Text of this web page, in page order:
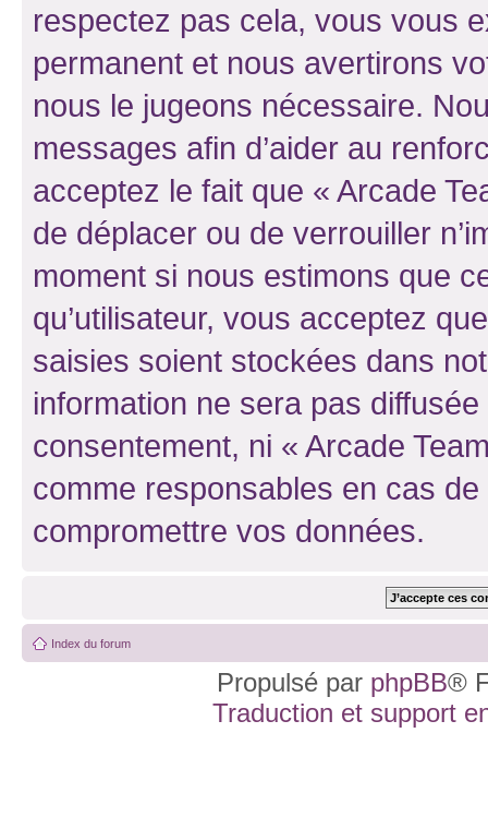
respectez pas cela, vous vous
permanent et nous avertirons
nous le jugeons nécessaire.
messages afin d’aider au
acceptez le fait que « Arcade
de déplacer ou de verrouiller
moment si nous estimons que
qu’utilisateur, vous acceptez
saisies soient stockées dans
information ne sera pas
consentement, ni « Arcade
comme responsables en cas
compromettre vos données.
Index du forum
Propulsé par phpBB®
Traduction et support